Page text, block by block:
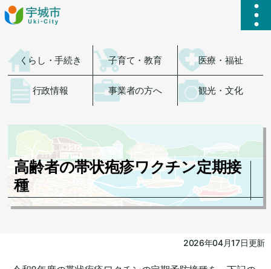
ハ
くらし・手続き 子育て・教育 医療・福祉
行政情報 事業者の方へ 観光・文化
高齢者の帯状疱疹ワクチン定期接
種
2026年04月17日更新